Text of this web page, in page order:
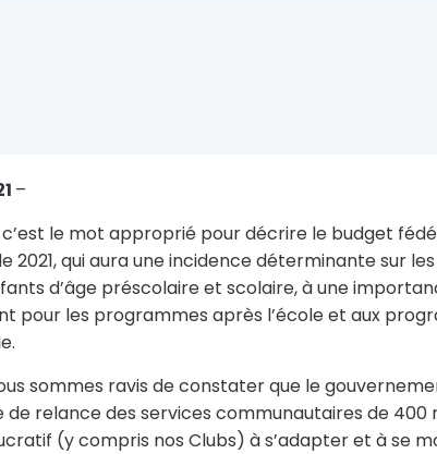
–
c’est le mot approprié pour décrire le budget
2021, qui aura une incidence déterminante sur
d’âge préscolaire et scolaire, à une
pour les programmes après l’école et aux
sommes ravis de constater que le
relance des services communautaires de 400
(y compris nos Clubs) à s’adapter et à se